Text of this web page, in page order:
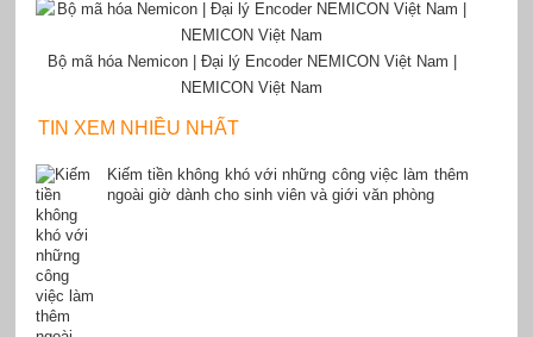
Bộ mã hóa Nemicon | Đại lý Encoder NEMICON Việt Nam |
NEMICON Việt Nam
TIN XEM NHIỀU NHẤT
Kiếm tiền không khó với những công việc làm thêm
ngoài giờ dành cho sinh viên và giới văn phòng